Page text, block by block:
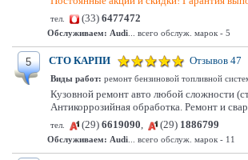
тел. (33) 6477472
Обслуживаем: Audi ... всего обслуж. марок - 5
5 СТО КАРПИ Отзывов 47
Виды работ: ремонт бензиновой топливной
Кузовной ремонт авто любой сложности
Антикоррозийная обработка. Ремонт и
тел.
(29) 6619090, (29) 1886799
Обслуживаем: Audi ... всего обслуж. марок - 11